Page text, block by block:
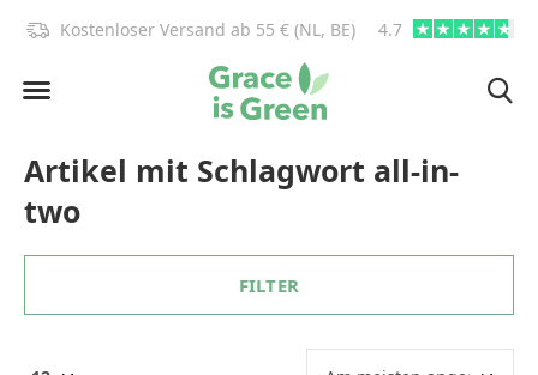
Kostenloser Versand ab 55 € (NL, BE) 4.7
Artikel mit Schlagwort all-in-
two
FILTER